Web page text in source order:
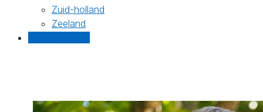
Zuid-holland
Zeeland